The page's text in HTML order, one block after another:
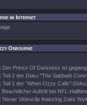
im Internet
Osbourne
Der Prince Of Darkness ist
Teil 2 der Doku "The Sabbath
Teil 1 der "When Ozzy Calls"-Doku
Beachtlicher Auftritt bei NFL-
Neuer Videoclip featuring Zakk